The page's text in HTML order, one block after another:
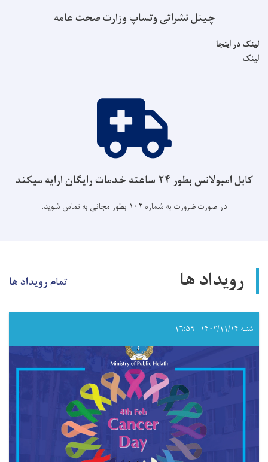
چینل نشراتی وتساپ وزارت صحت عامه
لینک در اینجا
لینک
کابل امبولانس بطور ۲۴ ساعته خدمات رایگان ارایه میکند
در صورت ضرورت به شماره ۱۰۲ بطور مجانی به تماس شوید.
رویداد ها تمام رویداد ها
شنبه ۱۴۰۲/۱۱/۱۴ - ۱۶:۵۹